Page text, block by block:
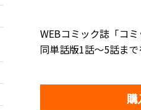
WEBコミック誌「コ
同単話版1話～5話まで
購